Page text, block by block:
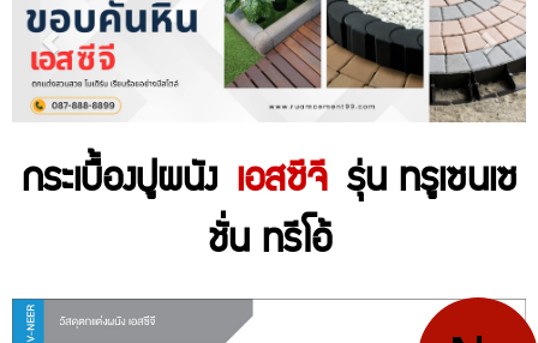
กระเบื้องปูผนังเอสซีจีรุ่น ทรูเซนเซ
ชั่น ทรีโอ้